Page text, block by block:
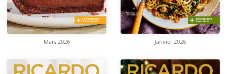
Mars 2026 Janvier 2026